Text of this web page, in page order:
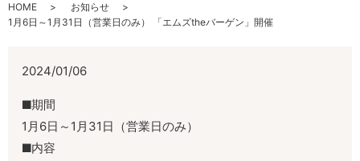
HOME
お知らせ
1月6日～1月31日（営業日のみ） 「エムズtheバーゲン」開催
2024/01/06
期間
1月6日～1月31日（営業日のみ）
内容